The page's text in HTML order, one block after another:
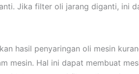
Jika filter oli jarang diganti, ini
hasil penyaringan oli mesin
mesin. Hal ini dapat membuat